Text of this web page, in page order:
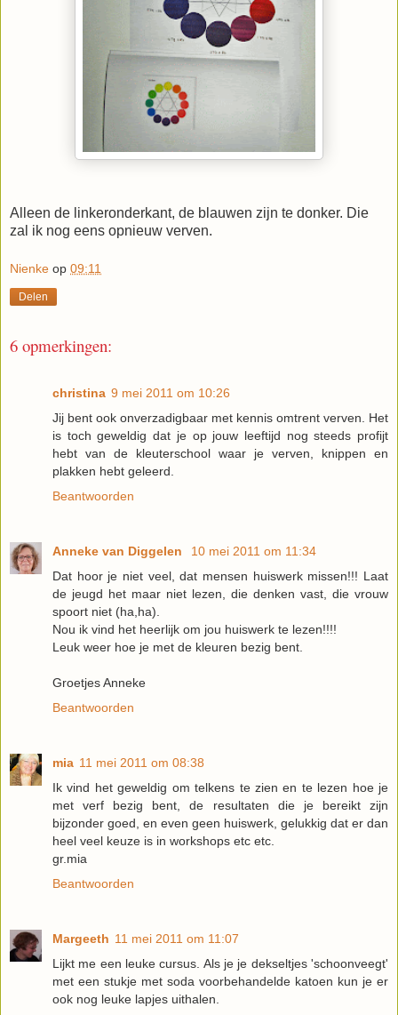
Alleen de linkeronderkant, de blauwen zijn te donker. Die
zal ik nog eens opnieuw verven.
Nienke op 09:11
Delen
6 opmerkingen:
christina 9 mei 2011 om 10:26
Jij bent ook onverzadigbaar met kennis omtrent verven. Het
is toch geweldig dat je op jouw leeftijd nog steeds profijt
hebt van de kleuterschool waar je verven, knippen en
plakken hebt geleerd.
Beantwoorden
Anneke van Diggelen
10 mei 2011 om 11:34
Dat hoor je niet veel, dat mensen huiswerk missen!!! Laat
de jeugd het maar niet lezen, die denken vast, die vrouw
spoort niet (ha,ha).
Nou ik vind het heerlijk om jou huiswerk te lezen!!!!
Leuk weer hoe je met de kleuren bezig bent.
Groetjes Anneke
Beantwoorden
mia 11 mei 2011 om 08:38
Ik vind het geweldig om telkens te zien en te lezen hoe je
met verf bezig bent, de resultaten die je bereikt zijn
bijzonder goed, en even geen huiswerk, gelukkig dat er dan
heel veel keuze is in workshops etc etc.
gr.mia
Beantwoorden
Margeeth 11 mei 2011 om 11:07
Lijkt me een leuke cursus. Als je je dekseltjes 'schoonveegt'
met een stukje met soda voorbehandelde katoen kun je er
ook nog leuke lapjes uithalen.